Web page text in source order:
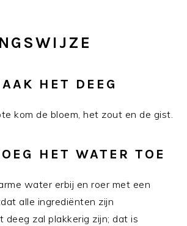
HET DEEG
kom de bloem, het zout en de gist.
HET WATER TOE
water erbij en roer met een
alle ingrediënten zijn
deeg zal plakkerig zijn; dat is